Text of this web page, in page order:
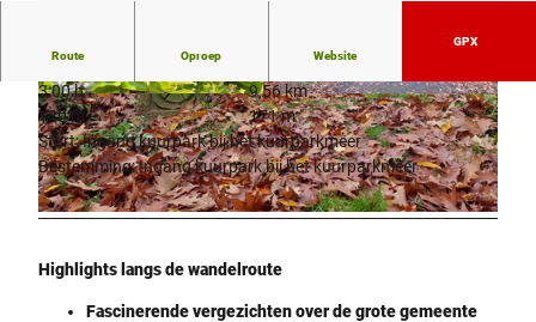
© Teutoburger Wald - Bad Salzuflen - Kerstin Paar |CC-BY-SA
© Teutoburger Wald - Bad Salzuflen - Kerstin P
aar |CC-BY-SA
© Teutoburger Wald - Bad Salzuflen - Kerstin P
aar |CC-BY-SA
Route Oproep Website
GPX
3:00 h
9,56 km
180 m
171 m
Start: Ingang kuurpark bij het kuurparkmeer
Bestemming: Ingang kuurpark bij het kuurparkmeer
Highlights langs de wandelroute
Fascinerende vergezichten over de grote gemeente